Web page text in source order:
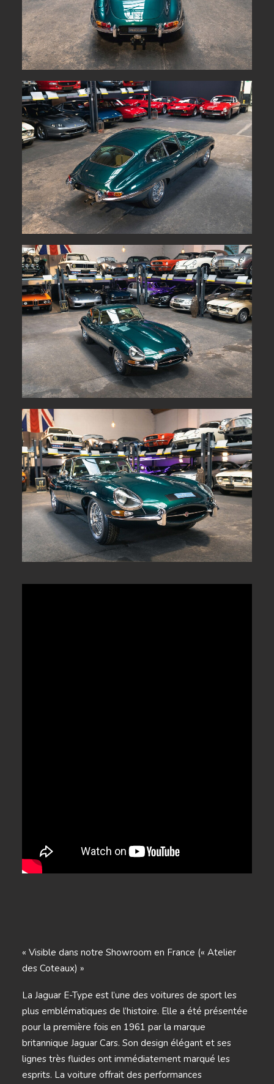
« Visible dans notre Showroom en France (« Atelier
des Coteaux) »
La Jaguar E-Type est l’une des voitures de sport les
plus emblématiques de l’histoire. Elle a été présentée
pour la première fois en 1961 par la marque
britannique Jaguar Cars. Son design élégant et ses
lignes très fluides ont immédiatement marqué les
esprits. La voiture offrait des performances